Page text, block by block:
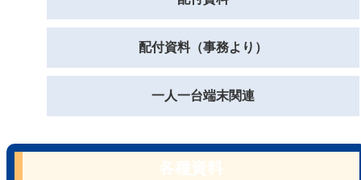
配付資料（事務より）
一人一台端末関連